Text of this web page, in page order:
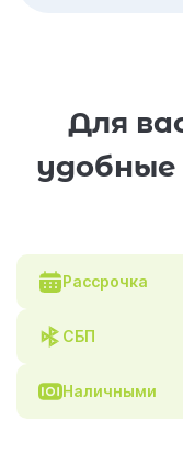
Для
Рассрочка
СБП
Наличными